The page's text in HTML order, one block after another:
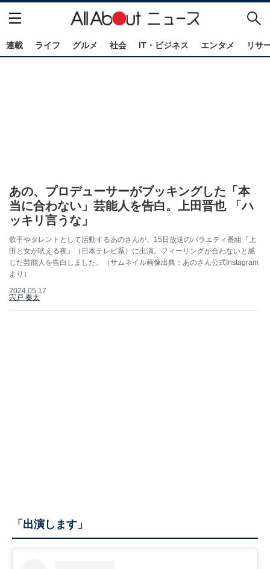
連載 ライフ グルメ 社会 IT・ビジネス エンタメ リサ
あの、プロデューサーがブッキングした「本
当に合わない」芸能人を告白。上田晋也 「ハ
ッキリ言うな」
歌手やタレントとして活動するあのさんが、15日放送のバラエティ番組『上
田と女が吠える夜』（日本テレビ系）に出演。フィーリングが合わないと感
じた芸能人を告白しました。（サムネイル画像出典：あのさん公式Instagram
より）
2024.05.17
宍戸 奏太
「出演します」